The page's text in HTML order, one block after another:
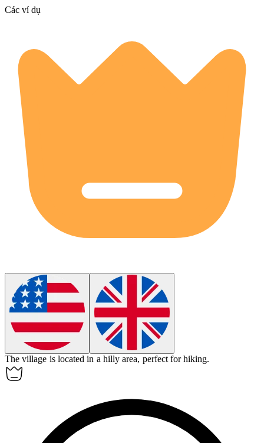
Các ví dụ
The village is located in a hilly area, perfect for hiking.